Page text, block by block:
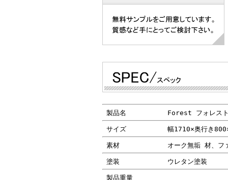
製品名 Forest フォレス
サイズ 幅1710×奥行き
素材 オーク無垢 材、フ
塗装 ウレタン塗装
製品重量